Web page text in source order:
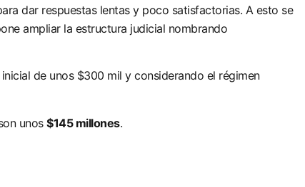
dar respuestas lentas y poco satisfactorias. A esto se
ampliar la estructura judicial nombrando
de unos $300 mil y considerando el régimen
unos $145 millones.